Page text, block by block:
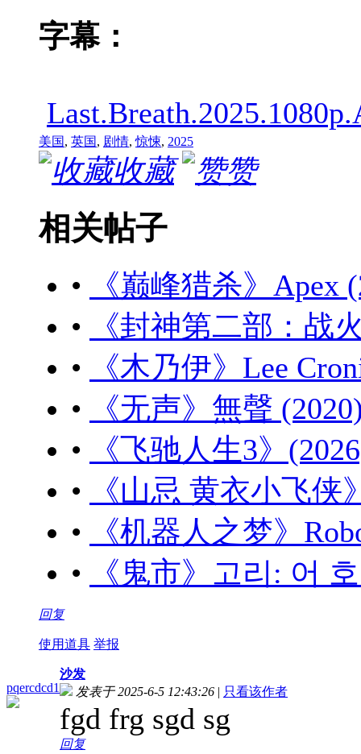
字幕：
美国, 英国, 剧情,惊悚, 2025
收藏 赞
相关帖子
•
《巅峰猎杀》Apex
•
《封神第二部：战
•
《木乃伊》Lee
•
《无声》無聲
•
《飞驰人生3》
•
《山忌 黄衣小飞
•
《机器人之梦》
•
《鬼市》고리: 어
回复
使用道具 举报
pqercdcd1
沙发
发表于 2025-6-5 12:43:26 | 只看该作者
fgd frg sgd sg
回复